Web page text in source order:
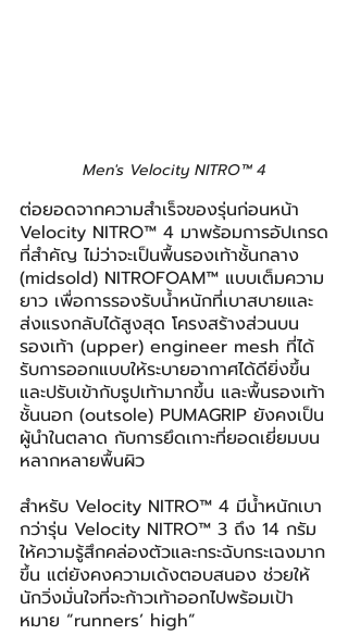
Men's Velocity NITRO™ 4
ต่อยอดจากความสำเร็จของรุ่นก่อนหน้า
Velocity NITRO™ 4 มาพร้อมการอัปเกรด
ที่สำคัญ ไม่ว่าจะเป็นพื้นรองเท้าชั้นกลาง
(midsold) NITROFOAM™ แบบเต็มความ
ยาว เพื่อการรองรับน้ำหนักที่เบาสบายและ
ส่งแรงกลับได้สูงสุด โครงสร้างส่วนบน
รองเท้า (upper) engineer mesh ที่ได้
รับการออกแบบให้ระบายอากาศได้ดียิ่งขึ้น
และปรับเข้ากับรูปเท้ามากขึ้น และพื้นรองเท้า
ชั้นนอก (outsole) PUMAGRIP ยังคงเป็น
ผู้นำในตลาด กับการยึดเกาะที่ยอดเยี่ยมบน
หลากหลายพื้นผิว
สำหรับ Velocity NITRO™ 4 มีน้ำหนักเบา
กว่ารุ่น Velocity NITRO™ 3 ถึง 14 กรัม
ให้ความรู้สึกคล่องตัวและกระฉับกระเฉงมาก
ขึ้น แต่ยังคงความเด้งตอบสนอง ช่วยให้
นักวิ่งมั่นใจที่จะก้าวเท้าออกไปพร้อมเป้า
หมาย “runners’ high”